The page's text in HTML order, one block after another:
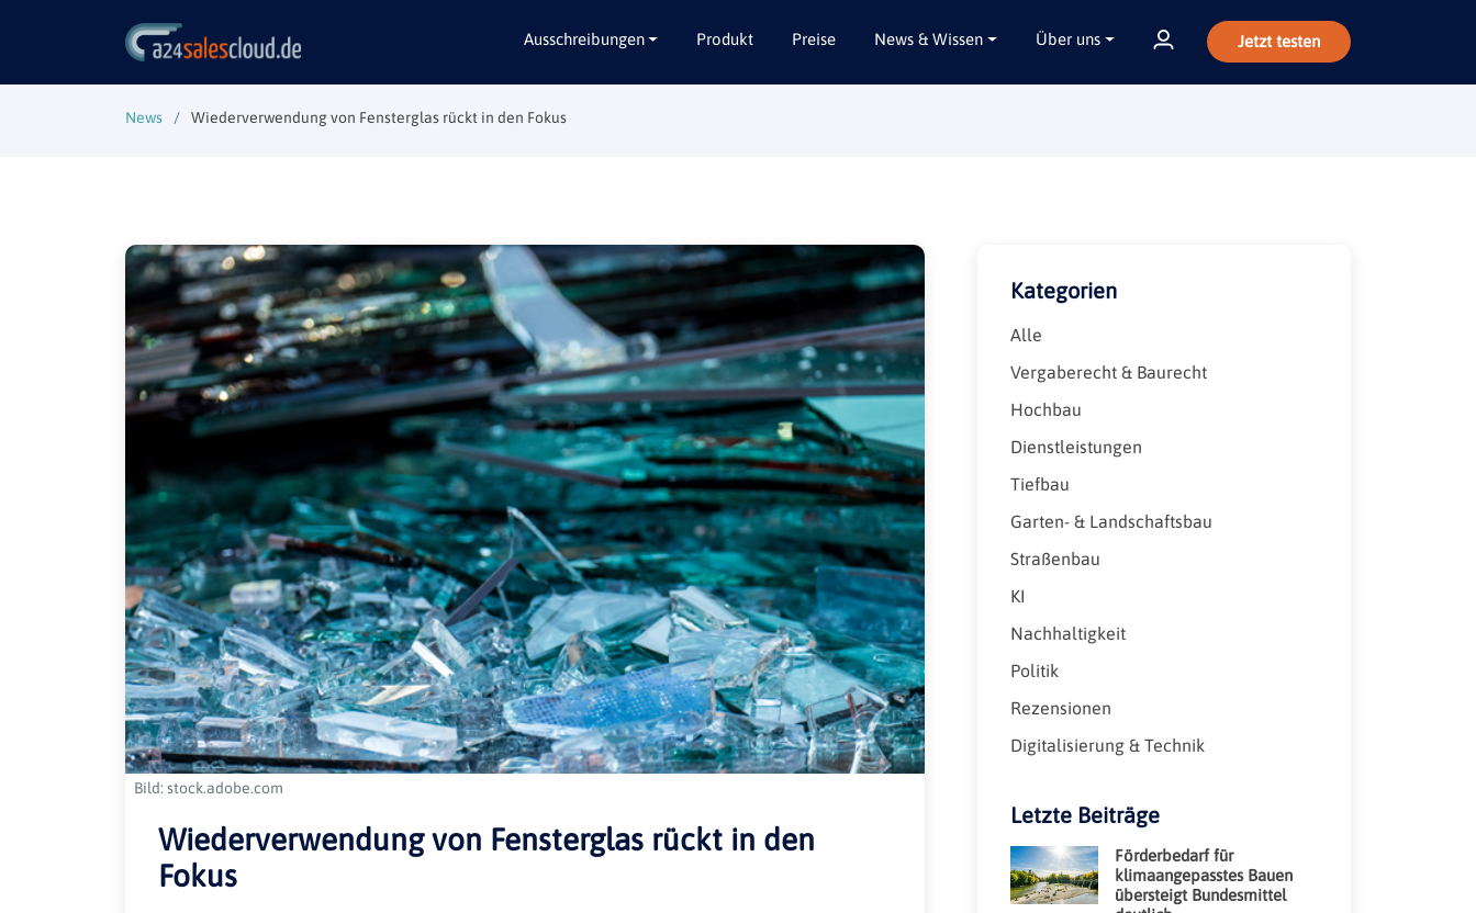
Ausschreibungen
Alle Bundesländer
Brandenburg
Bremen
Hamburg
Hessen
Mecklenburg-Vorpommern
Niedersachsen
Nordrhein-Westfalen
Rheinland-Pfalz
Saarland
Sachsen
Sachsen-Anhalt
Schleswig-Holstein
Thüringen
Gebäudeausbau
Gebäudeausstattung
Gebäudetechnik
Hochbau / Rohbau
Lieferungen
Planungsleistungen
Tiefbau
Verkehrsbau
Produkt Preise News & Wissen Über uns Jetzt testen
News Wiederverwendung von Fensterglas rückt in den Fokus
Bild: stock.adobe.com
Wiederverwendung von Fensterglas rückt in den
Fokus
Kategorien
Alle
Vergaberecht & Baurecht
Hochbau
Dienstleistungen
Tiefbau
Garten- & Landschaftsbau
Straßenbau
KI
Nachhaltigkeit
Politik
Rezensionen
Digitalisierung & Technik
Letzte Beiträge
Förderbedarf für
klimaangepasstes Bauen
übersteigt Bundesmittel